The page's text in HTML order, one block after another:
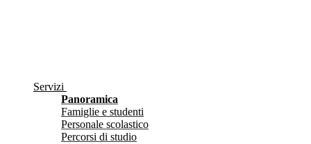
Servizi
Panoramica
Famiglie e studenti
Personale scolastico
Percorsi di studio